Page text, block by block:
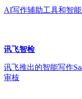
AI写作辅助工具和智
讯飞智检
讯飞推出的智能写作
审核